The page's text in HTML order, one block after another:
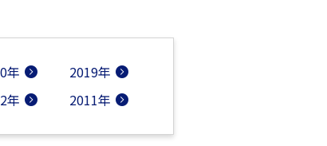
年
2019年
年 2011年